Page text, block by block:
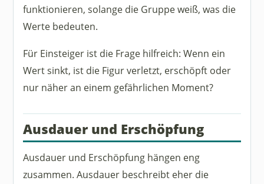
funktionieren, solange die Gruppe weiß, was die
Werte bedeuten.
Für Einsteiger ist die Frage hilfreich: Wenn ein
Wert sinkt, ist die Figur verletzt, erschöpft oder
nur näher an einem gefährlichen Moment?
Ausdauer und Erschöpfung
Ausdauer und Erschöpfung hängen eng
zusammen. Ausdauer beschreibt eher die